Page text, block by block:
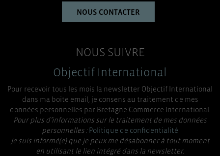
NOUS CONTACTER
NOUS SUIVRE
Objectif International
Pour recevoir tous les mois la newsletter Objectif International
dans ma boite email, je consens au traitement de mes
données personnelles par Bretagne Commerce International.
Pour plus d’informations sur le traitement de mes données
personnelles :Politique de confidentialité
Je suis informé(e) que je peux me désabonner à tout moment
en utilisant le lien intégré dans la newsletter.